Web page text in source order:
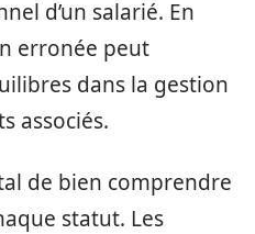
d’un salarié. En
erronée peut
dans la gestion
associés.
de bien comprendre
statut. Les